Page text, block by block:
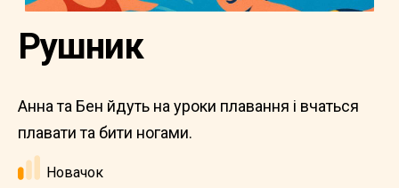
Рушник
Анна та Бен йдуть на уроки плавання і вчаться
плавати та бити ногами.
Новачок